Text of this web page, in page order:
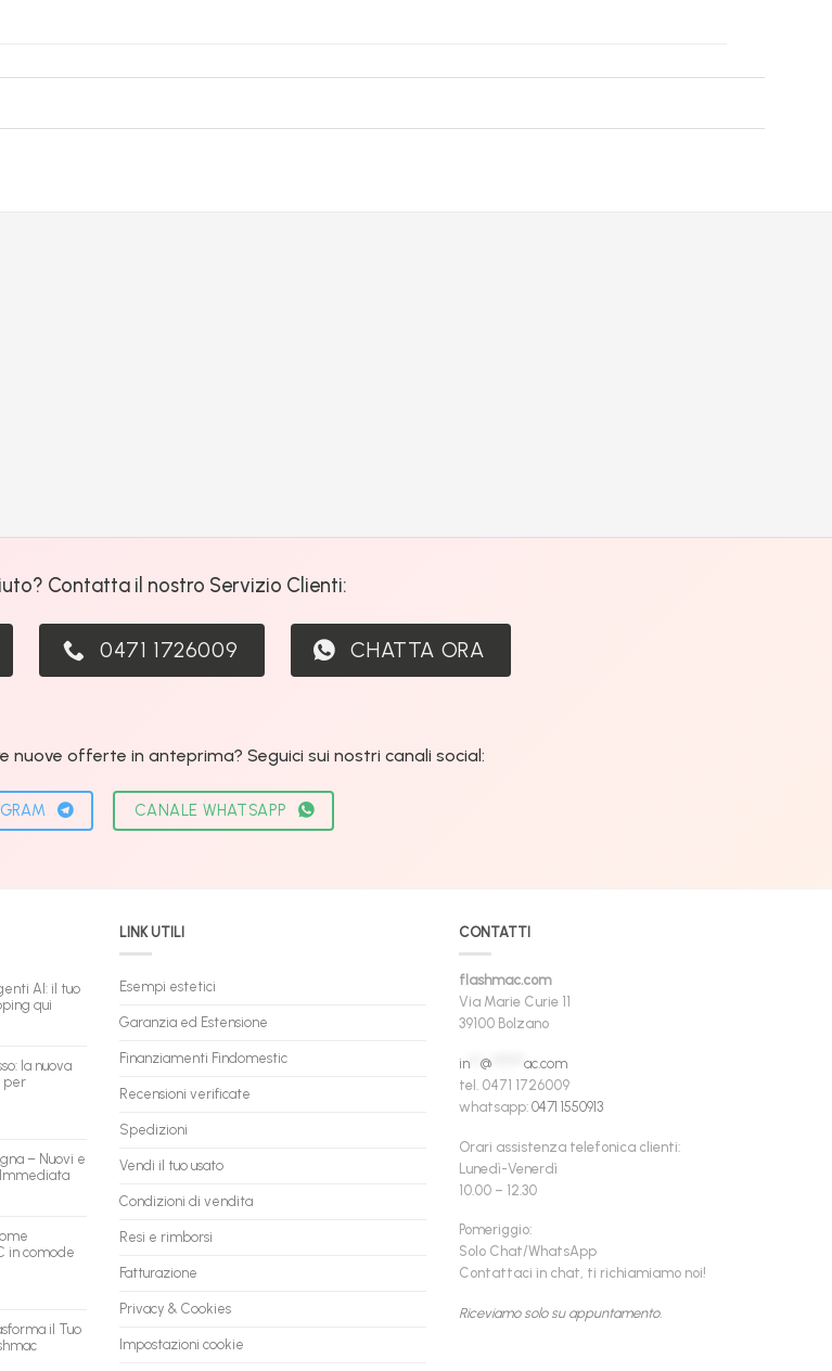
Contatta il nostro Servizio Clienti:
0471 1726009 CHATTA ORA
nuove offerte in anteprima? Seguici sui nostri canali social:
CANALE WHATSAPP
AI: il tuo
qui
la nuova
per
– Nuovi e
in comode
il Tuo
LINK UTILI
Esempi estetici
Garanzia ed Estensione
Finanziamenti Findomestic
Recensioni verificate
Spedizioni
Vendi il tuo usato
Condizioni di vendita
Resi e rimborsi
Fatturazione
Privacy & Cookies
Impostazioni cookie
CONTATTI
flashmac.com
Via Marie Curie 11
39100 Bolzano
in** @****** ac.com
tel. 0471 1726009
whatsapp: 0471 1550913
Orari assistenza telefonica clienti:
Lunedì-Venerdì
10.00 – 12.30
Pomeriggio:
Solo Chat/WhatsApp
Contattaci in chat, ti richiamiamo noi!
Riceviamo solo su appuntamento.